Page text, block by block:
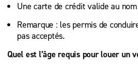
Une carte de crédit valide au
Remarque : les permis de
pas acceptés.
Quel est l’âge requis pour louer un